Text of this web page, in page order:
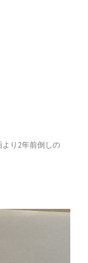
り2年前倒しの